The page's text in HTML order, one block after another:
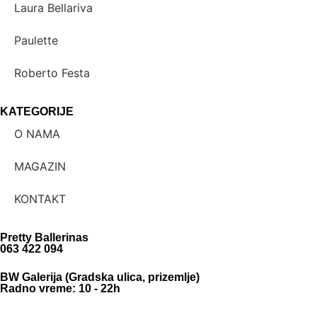
Laura Bellariva
Paulette
Roberto Festa
KATEGORIJE
O NAMA
MAGAZIN
KONTAKT
Pretty Ballerinas
063 422 094
BW Galerija (Gradska ulica, prizemlje)
Radno vreme: 10 - 22h